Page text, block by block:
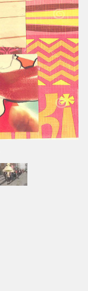
Next